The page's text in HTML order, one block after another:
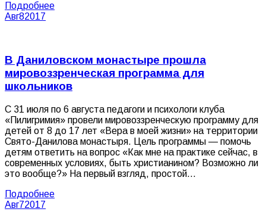
Подробнее
Авг82017
В Даниловском монастыре прошла
мировоззренческая программа для
школьников
С 31 июля по 6 августа педагоги и психологи клуба
«Пилигримия» провели мировоззренческую программу для
детей от 8 до 17 лет «Вера в моей жизни» на территории
Свято-Данилова монастыря. Цель программы — помочь
детям ответить на вопрос «Как мне на практике сейчас, в
современных условиях, быть христианином? Возможно ли
это вообще?» На первый взгляд, простой…
Подробнее
Авг72017